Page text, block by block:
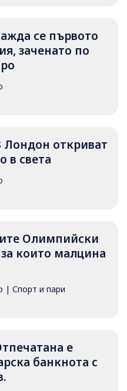
се първото
заченато по
Лондон откриват
в света
Олимпийски
които малцина
| Спорт и пари
е
банкнота с